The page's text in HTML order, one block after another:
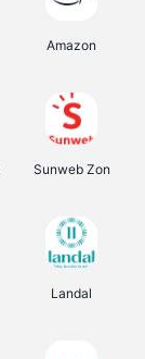
Amazon
Sunweb Zon
Landal